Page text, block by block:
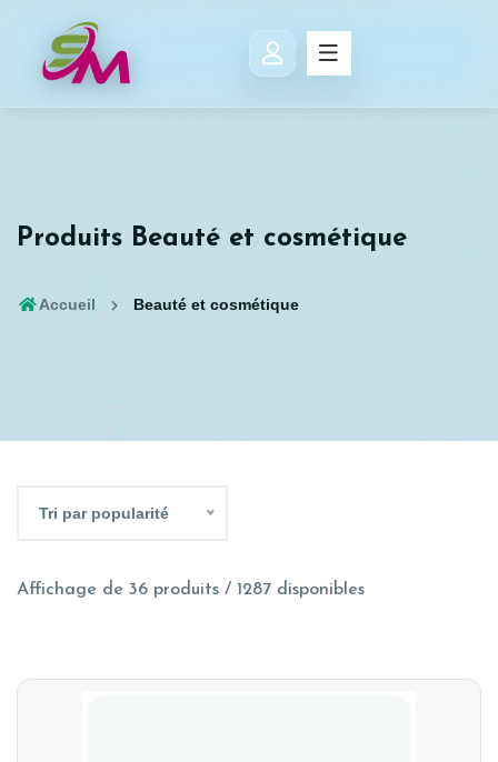
Produits Beauté et cosmétique
Accueil Beauté et cosmétique
Tri par popularité
Affichage de 36 produits / 1287 disponibles